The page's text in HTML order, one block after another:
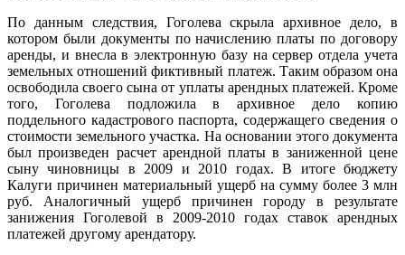
По данным следствия, Гоголева скрыла архивное дело, в
котором были документы по начислению платы по договору
аренды, и внесла в электронную базу на сервер отдела учета
земельных отношений фиктивный платеж. Таким образом она
освободила своего сына от уплаты арендных платежей. Кроме
того, Гоголева подложила в архивное дело копию
поддельного кадастрового паспорта, содержащего сведения о
стоимости земельного участка. На основании этого документа
был произведен расчет арендной платы в заниженной цене
сыну чиновницы в 2009 и 2010 годах. В итоге бюджету
Калуги причинен материальный ущерб на сумму более 3 млн
руб. Аналогичный ущерб причинен городу в результате
занижения Гоголевой в 2009-2010 годах ставок арендных
платежей другому арендатору.